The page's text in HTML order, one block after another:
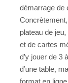
démarrage de
plateau de
et de cartes
d’y jouer de 3
d’une table,
format en ligne.